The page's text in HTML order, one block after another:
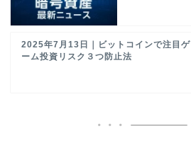
2025年7月13日｜ビットコインで注目ゲ
ーム投資リスク３つ防止法